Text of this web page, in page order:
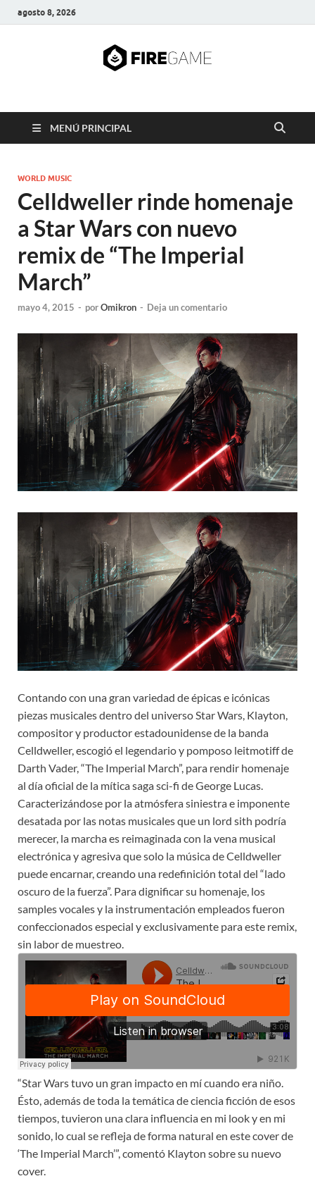
agosto 8, 2026
FIRE GAME
MENÚ PRINCIPAL
WORLD MUSIC
Celldweller rinde homenaje
a Star Wars con nuevo
remix de “The Imperial
March”
mayo 4, 2015 - porOmikron - Deja un comentario
Contando con una gran variedad de épicas e icónicas
piezas musicales dentro del universo Star Wars, Klayton,
compositor y productor estadounidense de la banda
Celldweller, escogió el legendario y pomposo leitmotiff de
Darth Vader, “The Imperial March”, para rendir homenaje
al día oficial de la mítica saga sci-fi de George Lucas.
Caracterizándose por la atmósfera siniestra e imponente
desatada por las notas musicales que un lord sith podría
merecer, la marcha es reimaginada con la vena musical
electrónica y agresiva que solo la música de Celldweller
puede encarnar, creando una redefinición total del “lado
oscuro de la fuerza”. Para dignificar su homenaje, los
samples vocales y la instrumentación empleados fueron
confeccionados especial y exclusivamente para este remix,
sin labor de muestreo.
“Star Wars tuvo un gran impacto en mí cuando era niño.
Ésto, además de toda la temática de ciencia ficción de esos
tiempos, tuvieron una clara influencia en mi look y en mi
sonido, lo cual se refleja de forma natural en este cover de
‘The Imperial March’”, comentó Klayton sobre su nuevo
cover.